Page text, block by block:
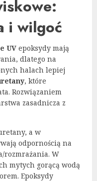
i wilgoć
UV epoksydy mają
dlatego na
halach lepiej
, które
Rozwiązaniem
zasadnicza z
a w
odpornością na
rozmrażania. W
mytych gorącą wodą
Epoksydy